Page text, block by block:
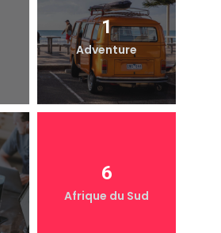
1
Adventure
6
Afrique du Sud